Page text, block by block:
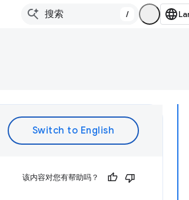
/
该内容对您有帮助吗？